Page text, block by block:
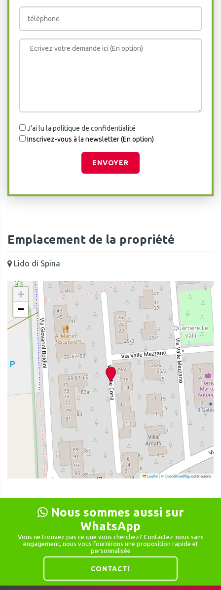
J'ai lu la politique de confidentialité
Inscrivez-vous à la newsletter (En option)
ENVOYER
Emplacement de la propriété
Lido di Spina
+
−
Leaflet|©OpenStreetMapcontributors
Nous sommes aussi sur
WhatsApp
Vous ne trouvez pas ce que vous cherchez? Contactez-nous sans
engagement, nous vous fournirons une proposition rapide et
personnalisée
CONTACT!